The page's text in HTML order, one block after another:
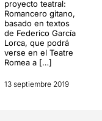
violencia fascista.
Una filera
butaques
l'escenografia en
escenari buit.
dePascal Merat
proyecto teatral:
Romancero gitano,
basado en textos
de Federico García
Lorca, que podrá
verse en el Teatre
Romea a […]
13 septiembre 2019